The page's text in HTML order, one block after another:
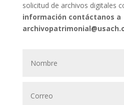
solicitud de archivos digitales
información contáctanos a